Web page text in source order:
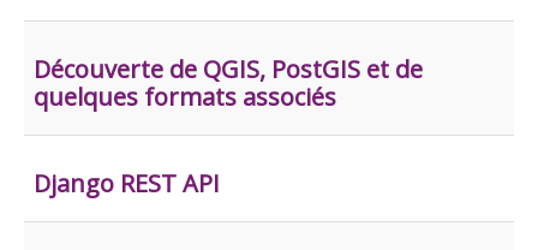
Découverte de QGIS, PostGIS et de
quelques formats associés
Django REST API